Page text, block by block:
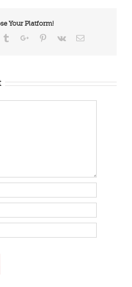
Your Platform!
TumblrGoogle+Pinterest
Vk Email